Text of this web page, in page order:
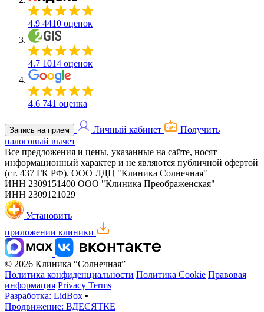
4.9 4410 оценок
4.7 1014 оценок
4.6 741 оценка
Запись на прием Личный кабинет
Получить
налоговый вычет
Все предложения и цены, указанные на сайте, носят
информационный характер и не являются публичной офертой
(ст. 437 ГК РФ). ООО ЛДЦ "Клиника Солнечная"
ИНН 2309151400 ООО "Клиника Преображенская"
ИНН 2309121029
Установить
приложении клиники
© 2026 Клиника “Солнечная”
Политика конфиденциальности Политика Cookie Правовая
информация Privacy Terms
Разработка: LidBox ▪
Продвижение: ВДЕСЯТКЕ